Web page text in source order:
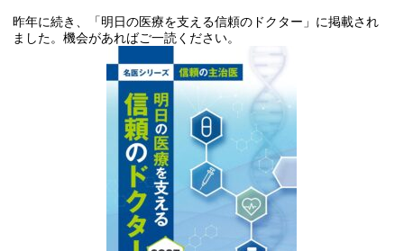
昨年に続き、「明日の医療を支える信頼のドクター」に掲載され
ました。機会があればご一読ください。